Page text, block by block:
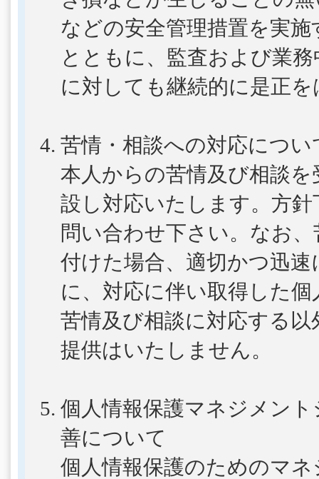
などの安全管理措置を実
とともに、監査および業
に対しても継続的に是正
苦情・相談への対応につい
本人からの苦情及び相談
設し対応いたします。方
問い合わせ下さい。なお
付けた場合、適切かつ迅
に、対応に伴い取得した
苦情及び相談に対応する
提供はいたしません。
個人情報保護マネジメン
善について
個人情報保護のためのマ